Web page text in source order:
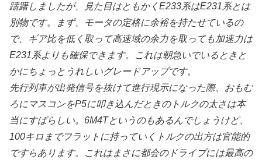
躊躇しましたが、見た目はともかくE233系はE231系とは
別物です。まず、モータの定格に余裕を持たせているの
で、ギア比を低く取って高速域の余力を取っても加速力は
E231系よりも確保できます。これは朝急いでいるときと
かにちょっとうれしいグレードアップです。
先行列車が出発信号を抜けて進行現示になった際、おもむ
ろにマスコンをP5に叩き込んだときのトルクの太さは本
当にすばらしい。6M4Tというのもあるんでしょうけど、
100キロまでフラットに持っていくトルクの出方は官能的
ですらあります。これはまさに都会のドライブには最高の